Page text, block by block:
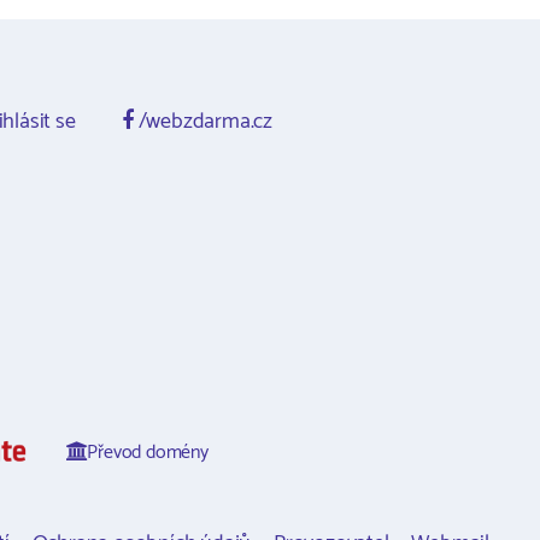
se /webzdarma.cz
Převod domény